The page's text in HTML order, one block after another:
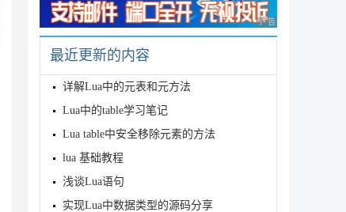
广告 商业广告，理性
最近更新的内容
详解Lua中的元表和元方法
Lua中的table学习笔记
Lua table中安全移除元素的方法
lua 基础教程
浅谈Lua语句
实现Lua中数据类型的源码分享